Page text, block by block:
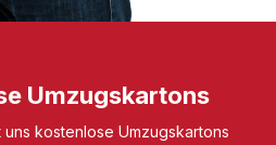
Umzugskartons
uns kostenlose Umzugskartons